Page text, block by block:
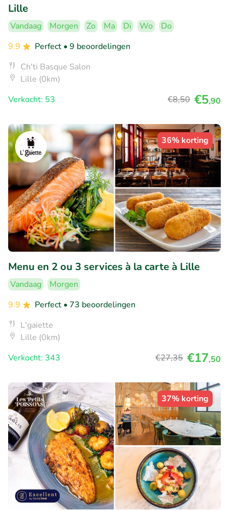
Lille
Vandaag Morgen Zo Ma Di Wo
Do
9.9
Perfect • 9 beoordelingen
Ch'ti Basque Salon
Lille (0km)
Verkocht: 53
€8,50 €5,90
36% korting
Menu en 2 ou 3 services à la carte à Lille
Vandaag
Morgen
9.9
Perfect • 73 beoordelingen
L'gaiette
Lille (0km)
Verkocht: 343
€27,35 €17,50
37% korting